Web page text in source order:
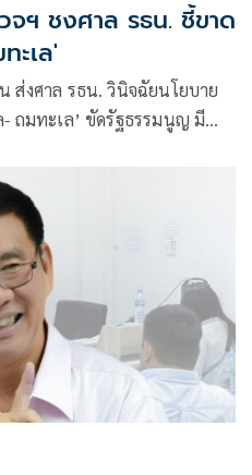
ฯ ชงศาล รธน. ชี้ขาด
ะเล'
ส่งศาล รธน. วินิจฉัยนโยบาย
ถมทะเล’ ขัดรัฐธรรมนูญ มี